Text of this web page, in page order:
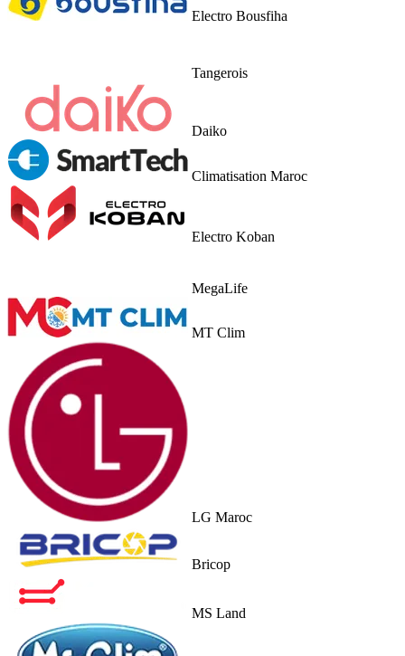
Electro Bousfiha
Tangerois
Daiko
Climatisation Maroc
Electro Koban
MegaLife
MT Clim
LG Maroc
Bricop
MS Land